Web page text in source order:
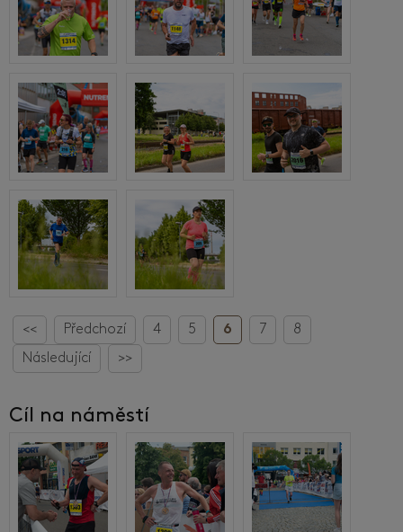
<< Předchozí 4 5 6 7
8
Následující
>>
Cíl na náměstí